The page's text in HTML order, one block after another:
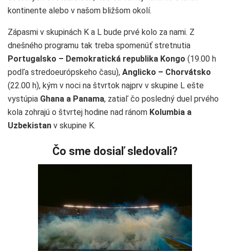
kontinente alebo v našom bližšom okolí.
Zápasmi v skupinách K a L bude prvé kolo za nami. Z
dnešného programu tak treba spomenúť stretnutia
Portugalsko – Demokratická republika Kongo (19.00 h
podľa stredoeurópskeho času), Anglicko – Chorvátsko
(22.00 h), kým v noci na štvrtok najprv v skupine L ešte
vystúpia Ghana a Panama, zatiaľ čo posledný duel prvého
kola zohrajú o štvrtej hodine nad ránom Kolumbia a
Uzbekistan v skupine K.
Čo sme dosiaľ sledovali?